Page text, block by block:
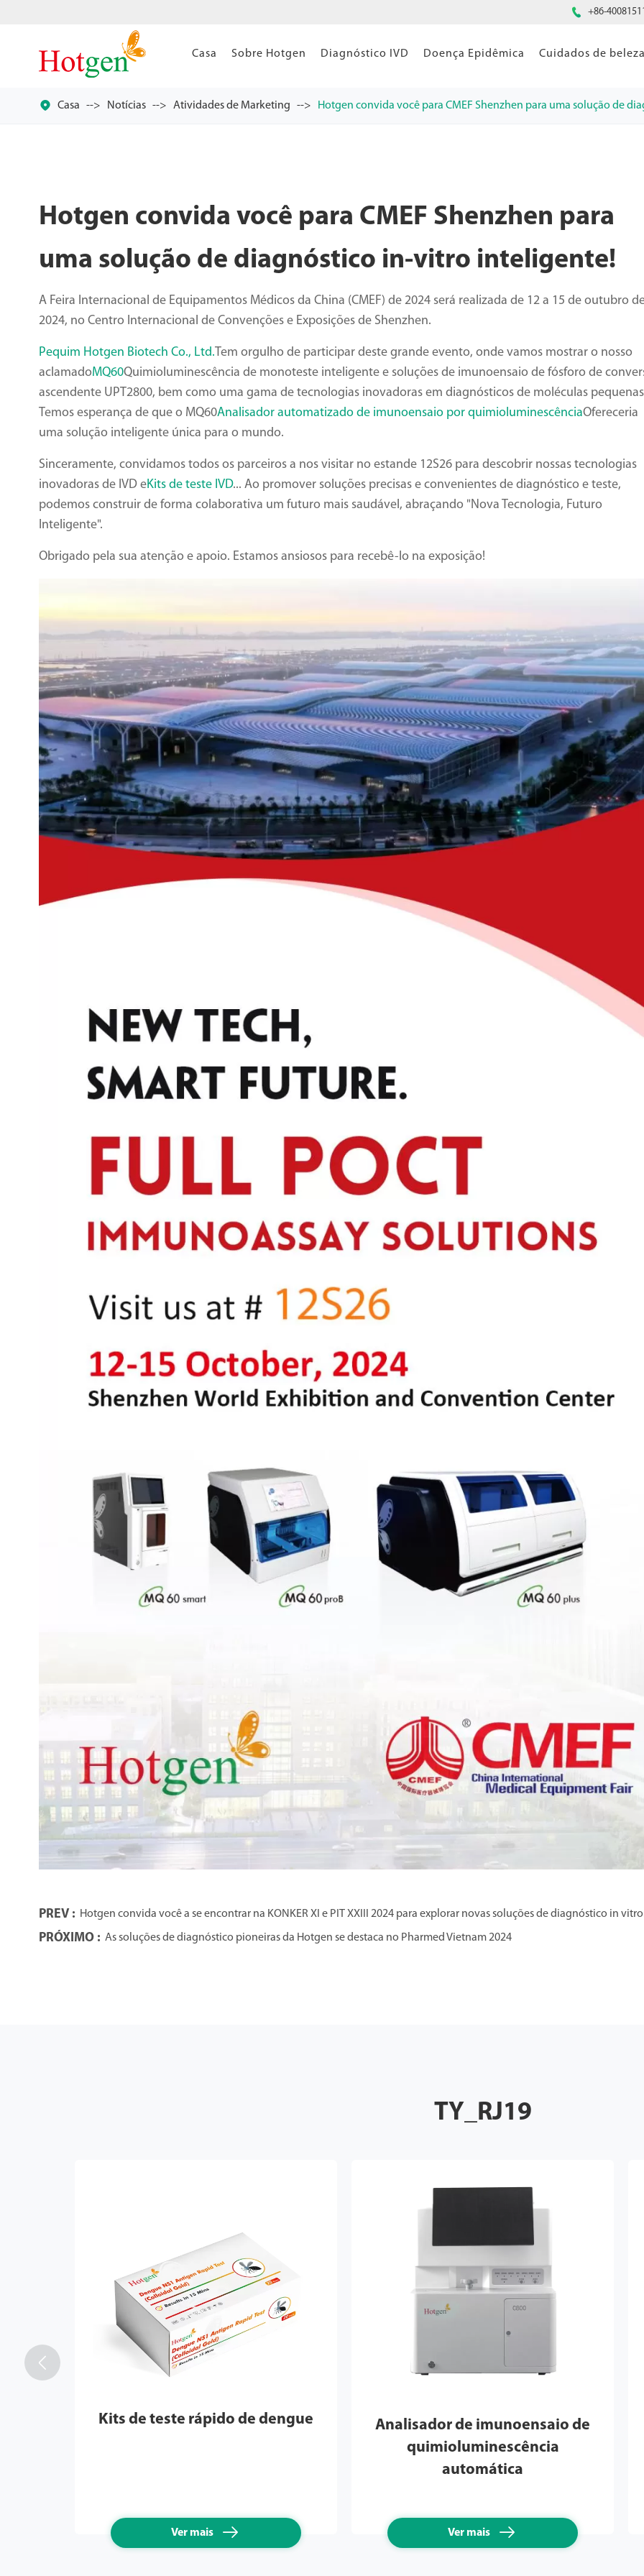
 +86-
Casa Sobre Hotgen Diagnóstico IVD Doença Epidêmica Cuidados de
 Casa Notícias Atividades de Marketing Hotgen convida você para CMEF Shenzhen para uma solução de
Hotgen convida você para CMEF Shenzhen para
uma solução de diagnóstico in-vitro inteligente!
A Feira Internacional de Equipamentos Médicos da China (CMEF) de 2024 será realizada de 12 a 15 de outubro
2024, no Centro Internacional de Convenções e Exposições de Shenzhen.
Pequim Hotgen Biotech Co., Ltd.Tem orgulho de participar deste grande evento, onde vamos mostrar o nosso
aclamadoMQ60Quimioluminescência de monoteste inteligente e soluções de imunoensaio de fósforo de
ascendente UPT2800, bem como uma gama de tecnologias inovadoras em diagnósticos de moléculas
Temos esperança de que o MQ60Analisador automatizado de imunoensaio por quimioluminescênciaOfereceria
uma solução inteligente única para o mundo.
Sinceramente, convidamos todos os parceiros a nos visitar no estande 12S26 para descobrir nossas tecnologias
inovadoras de IVD eKits de teste IVD... Ao promover soluções precisas e convenientes de diagnóstico e teste,
podemos construir de forma colaborativa um futuro mais saudável, abraçando "Nova Tecnologia, Futuro
Inteligente".
Obrigado pela sua atenção e apoio. Estamos ansiosos para recebê-lo na exposição!
PREV : Hotgen convida você a se encontrar na KONKER XI e PIT XXIII 2024 para explorar novas soluções de diagnóstico in
PRÓXIMO : As soluções de diagnóstico pioneiras da Hotgen se destaca no Pharmed Vietnam 2024
TY_RJ19
Kits de teste rápido de dengue
Ver mais 
Analisador de imunoensaio de
quimioluminescência
automática
Ver mais 
